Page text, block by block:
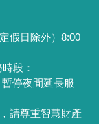
假日除外）8:00
段：
停夜間延長服
請尊重智慧財產